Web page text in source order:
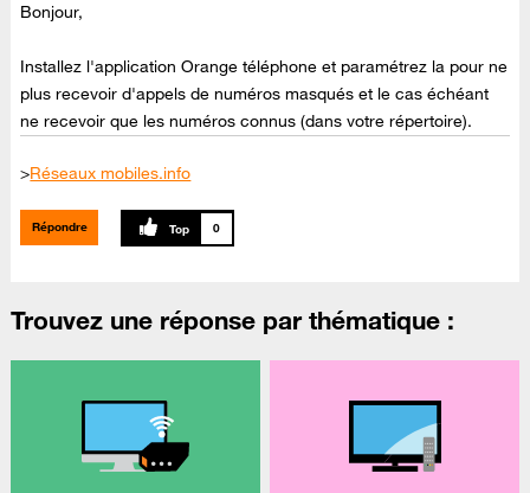
Bonjour,
Installez l'application Orange téléphone et paramétrez la pour ne
plus recevoir d'appels de numéros masqués et le cas échéant
ne recevoir que les numéros connus (dans votre répertoire).
>Réseaux mobiles.info
Répondre 0
Trouvez une réponse par thématique :